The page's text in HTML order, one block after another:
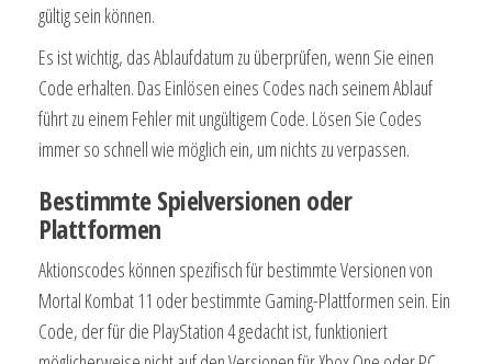
gültig sein können.
Es ist wichtig, das Ablaufdatum zu überprüfen, wenn Sie einen
Code erhalten. Das Einlösen eines Codes nach seinem Ablauf
führt zu einem Fehler mit ungültigem Code. Lösen Sie Codes
immer so schnell wie möglich ein, um nichts zu verpassen.
Bestimmte Spielversionen oder
Plattformen
Aktionscodes können spezifisch für bestimmte Versionen von
Mortal Kombat 11 oder bestimmte Gaming-Plattformen sein. Ein
Code, der für die PlayStation 4 gedacht ist, funktioniert